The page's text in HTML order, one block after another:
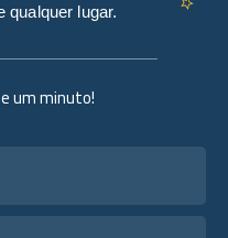
um minuto!
qualquer lugar.